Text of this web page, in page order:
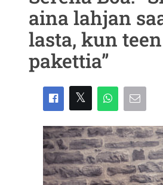
aina lahjan
lasta, kun teen
pakettia”